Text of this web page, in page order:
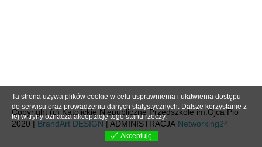
Copyright (c) Katolickie Niepubliczne Przedszkole im.Ojca Pio
2020 | BrandArt DESIGN | ADMINISTRACJA Networking24
Ta strona używa plików cookie w celu usprawnienia i ułatwienia dostępu
do serwisu oraz prowadzenia danych statystycznych. Dalsze korzystanie z
tej witryny oznacza akceptację tego stanu rzeczy.
Akceptuję